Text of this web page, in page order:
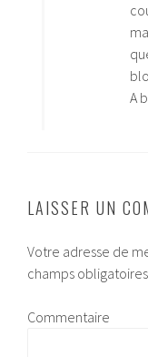
A
LAISSER UN
Votre adresse de
champs
Commentaire